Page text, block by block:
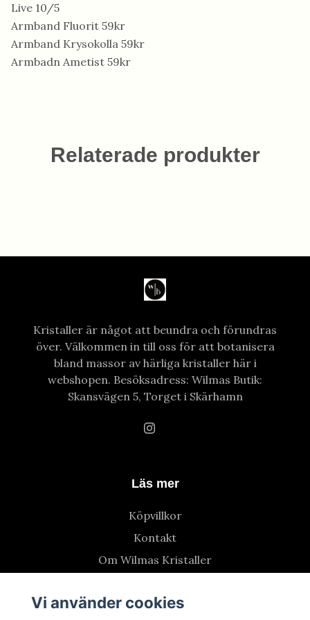
Live 10/5
Armband Fluorit 59kr
Armband Krysokolla 59kr
Armbadn Ametist 59kr
Relaterade produkter
Kristaller är något att beundra och förundras
över. Välkommen in till oss för att botanisera
bland massor av härliga kristaller här i
webshopen. Besöksadress: Wilmas Butik:
Skansvägen 5, Torget i Skärhamn
Läs mer
Köpvillkor
Kontakt
Om Wilmas Kristaller
Vi använder cookies